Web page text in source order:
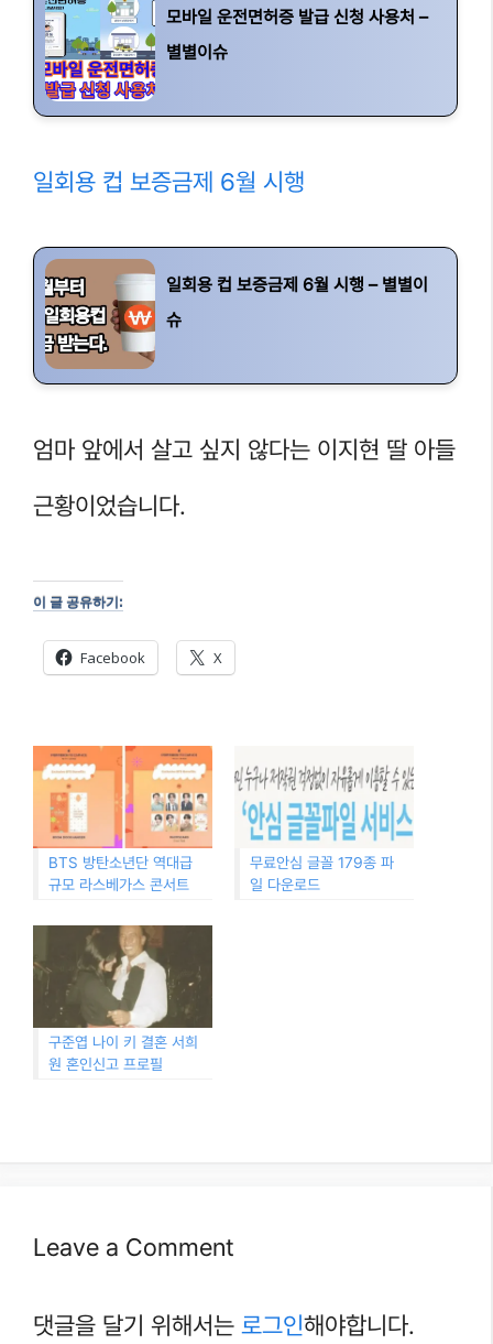
모바일 운전면허증 발급 신청 사용처 –
별별이슈
일회용 컵 보증금제 6월 시행
일회용 컵 보증금제 6월 시행 – 별별이
슈
엄마 앞에서 살고 싶지 않다는 이지현 딸 아들
근황이었습니다.
이 글 공유하기:
Facebook X
BTS 방탄소년단 역대급
규모 라스베가스 콘서트
무료안심 글꼴 179종 파
일 다운로드
구준엽 나이 키 결혼 서희
원 혼인신고 프로필
Leave a Comment
댓글을 달기 위해서는 로그인해야합니다.